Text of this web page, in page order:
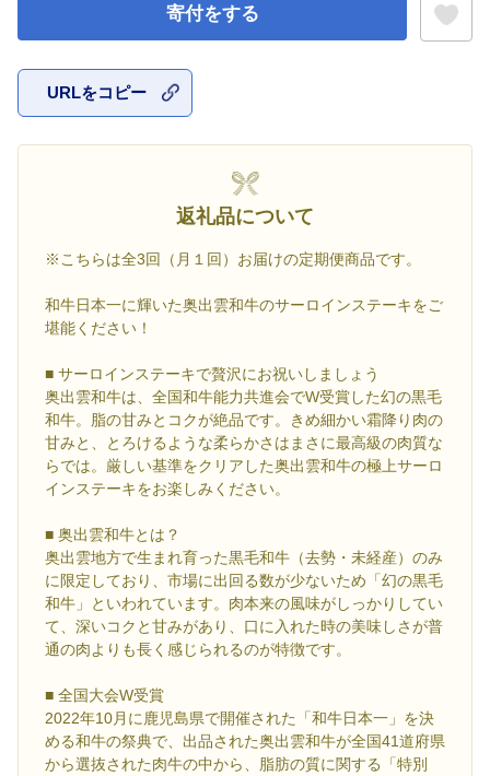
寄付をする
URLをコピー
返礼品について
※こちらは全3回（月１回）お届けの定期便商品です。
和牛日本一に輝いた奥出雲和牛のサーロインステーキをご
堪能ください！
■ サーロインステーキで贅沢にお祝いしましょう
奥出雲和牛は、全国和牛能力共進会でW受賞した幻の黒毛
和牛。脂の甘みとコクが絶品です。きめ細かい霜降り肉の
甘みと、とろけるような柔らかさはまさに最高級の肉質な
らでは。厳しい基準をクリアした奥出雲和牛の極上サーロ
インステーキをお楽しみください。
■ 奥出雲和牛とは？
奥出雲地方で生まれ育った黒毛和牛（去勢・未経産）のみ
に限定しており、市場に出回る数が少ないため「幻の黒毛
和牛」といわれています。肉本来の風味がしっかりしてい
て、深いコクと甘みがあり、口に入れた時の美味しさが普
通の肉よりも長く感じられるのが特徴です。
■ 全国大会W受賞
2022年10月に鹿児島県で開催された「和牛日本一」を決
める和牛の祭典で、出品された奥出雲和牛が全国41道府県
から選抜された肉牛の中から、脂肪の質に関する「特別